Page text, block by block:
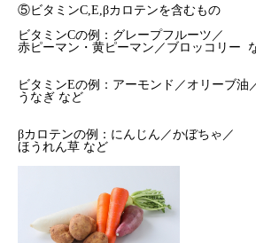
⑤ビタミンC,E,βカロテンを含むもの
ビタミンCの例：グレープフルーツ／
赤ピーマン・黄ピーマン／ブロッコリー
ビタミンEの例：アーモンド／オリーブ油
うなぎ など
βカロテンの例：にんじん／かぼちゃ／
ほうれん草 など